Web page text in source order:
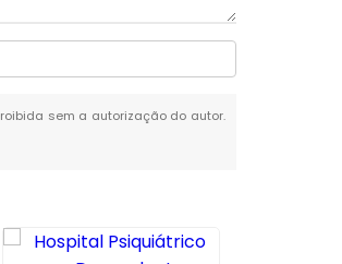
sem a autorização do autor.